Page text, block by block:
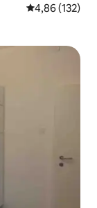
Évaluation
4,86 (132)